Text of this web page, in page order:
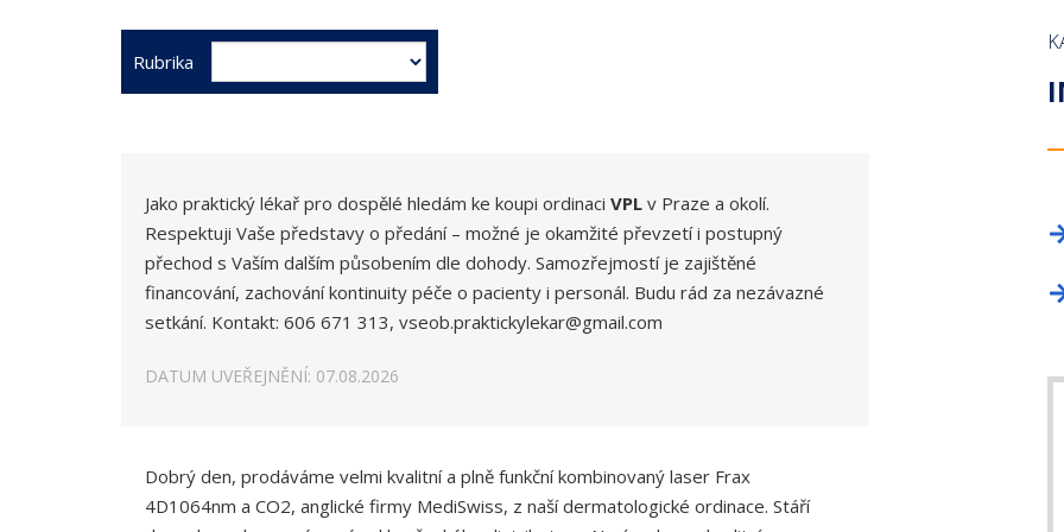
LICENČNÍ
ZAHRANIČNÍ
PROFESNÍ
ČASOPIS A WEBOVÉ STRÁNKY ČLK
INZERCE
Rubrika
Jako praktický lékař pro dospělé hledám ke koupi ordinaci VPL v Praze a okolí.
Respektuji Vaše představy o předání – možné je okamžité převzetí i postupný
přechod s Vaším dalším působením dle dohody. Samozřejmostí je zajištěné
financování, zachování kontinuity péče o pacienty i personál. Budu rád za nezávazné
setkání. Kontakt: 606 671 313, vseob.praktickylekar@gmail.com
DATUM UVEŘEJNĚNÍ: 07.08.2026
Dobrý den, prodáváme velmi kvalitní a plně funkční kombinovaný laser Frax
4D1064nm a CO2, anglické firmy MediSwiss, z naší dermatologické ordinace. Stáří